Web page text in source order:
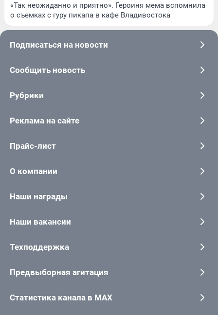
«Так неожиданно и приятно». Героиня мема вспомнила
о съемках с гуру пикапа в кафе Владивостока
Подписаться на новости
Сообщить новость
Рубрики
Реклама на сайте
Прайс-лист
О компании
Наши награды
Наши вакансии
Техподдержка
Предвыборная агитация
Статистика канала в MAX